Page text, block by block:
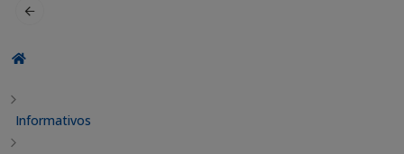
Informativos